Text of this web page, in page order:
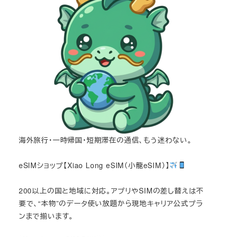
海外旅行・一時帰国・短期滞在の通信、もう迷わない。
eSIMショップ【Xiao Long eSIM（小龍eSIM）】
200以上の国と地域に対応。アプリやSIMの差し替えは不
要で、“本物”のデータ使い放題から現地キャリア公式プラ
ンまで揃います。